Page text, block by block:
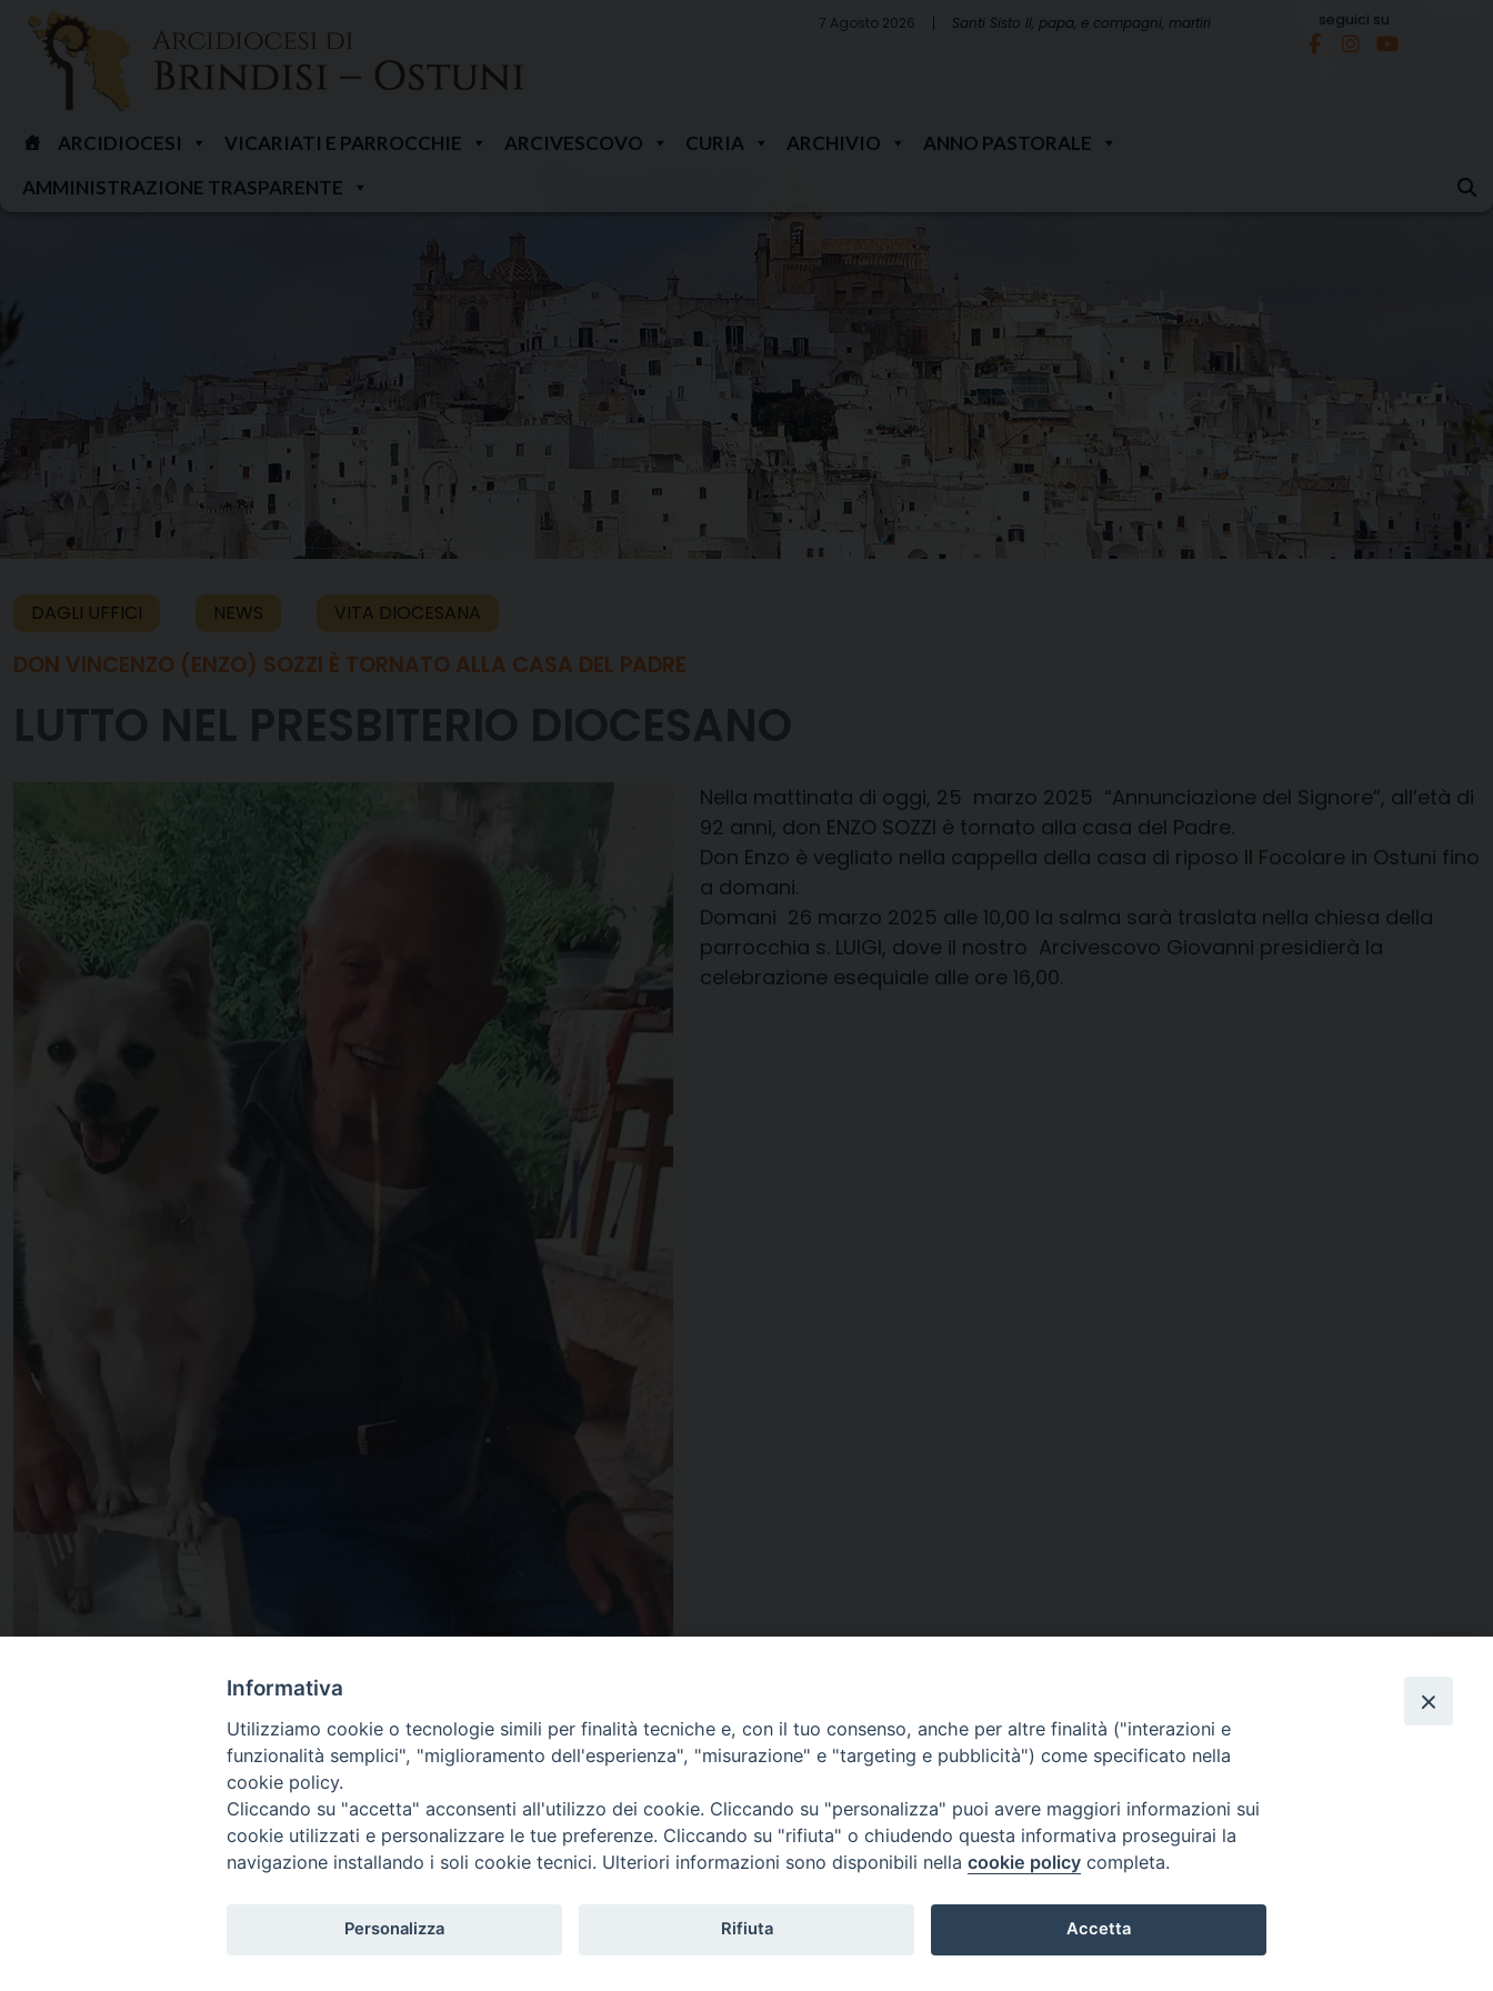
Skip
content
7 Agosto 2026 Santi Sisto II, papa, e compagni, martiri seguici su
ARCIDIOCESI VICARIATI E PARROCCHIE ARCIVESCOVO CURIA ARCHIVIO
ANNO PASTORALE
AMMINISTRAZIONE TRASPARENTE
DAGLI UFFICI NEWS VITA DIOCESANA
DON VINCENZO (ENZO) SOZZI È TORNATO ALLA CASA DEL PADRE
Nella mattinata di oggi, 25 marzo 2025 “Annunciazione del Signore”, all’età di
92 anni, don ENZO SOZZI è tornato alla casa del Padre.
Don Enzo è vegliato nella cappella della casa di riposo Il Focolare in Ostuni fino
a domani.
Domani 26 marzo 2025 alle 10,00 la salma sarà traslata nella chiesa della
parrocchia s. LUIGI, dove il nostro Arcivescovo Giovanni presidierà la
celebrazione esequiale alle ore 16,00.
Telegram
Mar. / Mer. / Giov. ore 9 - 13
nei mesi estivi solo Martedì ore 9 -
Informativa
Utilizziamo cookie o tecnologie simili per finalità tecniche e, con il tuo consenso, anche per altre finalità ("interazioni e
funzionalità semplici", "miglioramento dell'esperienza", "misurazione" e "targeting e pubblicità") come specificato nella
cookie policy.
Cliccando su "accetta" acconsenti all'utilizzo dei cookie. Cliccando su "personalizza" puoi avere maggiori informazioni sui
cookie utilizzati e personalizzare le tue preferenze. Cliccando su "rifiuta" o chiudendo questa informativa proseguirai la
navigazione installando i soli cookie tecnici. Ulteriori informazioni sono disponibili nella cookie policy completa.
Personalizza Rifiuta Accetta